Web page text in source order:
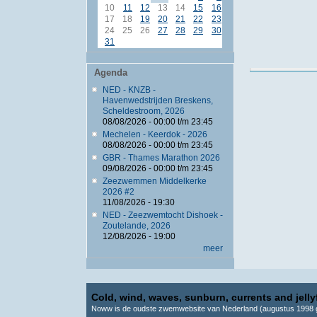
10
11 12 13 14 15
16
17
18 19 20 21 22
23
24
25 26 27 28 29
30
31
Agenda
NED - KNZB -
Havenwedstrijden Breskens,
Scheldestroom, 2026
08/08/2026 - 00:00t/m 23:45
Mechelen - Keerdok - 2026
08/08/2026 - 00:00t/m 23:45
GBR - Thames Marathon 2026
09/08/2026 - 00:00t/m 23:45
Zeezwemmen Middelkerke
2026 #2
11/08/2026 - 19:30
NED - Zeezwemtocht Dishoek -
Zoutelande, 2026
12/08/2026 - 19:00
meer
Cold, wind, waves, sunburn, currents and
Noww is de oudste zwemwebsite van Nederland (augustus 1998